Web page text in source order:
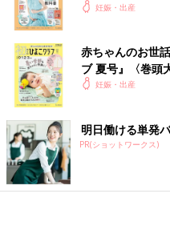
この頃の息子は「ママとじゃ
期で、パパと二人でプールに
ャしたりした後その足で車で
ガチャガチャで出た人形を見
たことを聞いたり、エコーの
＞＞ツボウチ出産劇場＆育児
妊娠・出産
赤ちゃんのお世
ブ 夏号』〈巻頭
く！ おっぱい・
妊娠・出産
明日働ける単発
PR(ショットワークス)